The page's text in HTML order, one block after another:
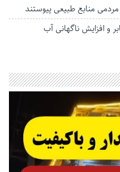
و افزایش ناگهانی آب